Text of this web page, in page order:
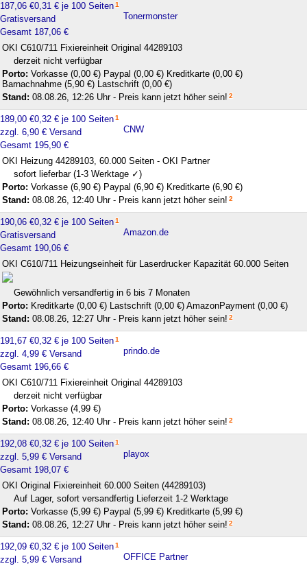
187,06 €0,31 € je 100 Seiten1
Gratisversand
Gesamt 187,06 €
Tonermonster
OKI C610/711 Fixiereinheit Original 44289103
derzeit nicht verfügbar
Porto: Vorkasse (0,00 €) Paypal (0,00 €) Kreditkarte (0,00 €)
Barnachnahme (5,90 €) Lastschrift (0,00 €)
Stand: 08.08.26, 12:26 Uhr - Preis kann jetzt höher sein! 2
189,00 €0,32 € je 100 Seiten1
zzgl. 6,90 € Versand
Gesamt 195,90 €
CNW
OKI Heizung 44289103, 60.000 Seiten - OKI Partner
sofort lieferbar (1-3 Werktage ✓)
Porto: Vorkasse (6,90 €) Paypal (6,90 €) Kreditkarte (6,90 €)
Stand: 08.08.26, 12:40 Uhr - Preis kann jetzt höher sein! 2
190,06 €0,32 € je 100 Seiten1
Gratisversand
Gesamt 190,06 €
Amazon.de
OKI C610/711 Heizungseinheit für Laserdrucker Kapazität 60.000 Seiten
Gewöhnlich versandfertig in 6 bis 7 Monaten
Porto: Kreditkarte (0,00 €) Lastschrift (0,00 €) AmazonPayment (0,00 €)
Stand: 08.08.26, 12:27 Uhr - Preis kann jetzt höher sein! 2
191,67 €0,32 € je 100 Seiten1
zzgl. 4,99 € Versand
Gesamt 196,66 €
prindo.de
OKI C610/711 Fixiereinheit Original 44289103
derzeit nicht verfügbar
Porto: Vorkasse (4,99 €)
Stand: 08.08.26, 12:40 Uhr - Preis kann jetzt höher sein! 2
192,08 €0,32 € je 100 Seiten1
zzgl. 5,99 € Versand
Gesamt 198,07 €
playox
OKI Original Fixiereinheit 60.000 Seiten (44289103)
Auf Lager, sofort versandfertig Lieferzeit 1-2 Werktage
Porto: Vorkasse (5,99 €) Paypal (5,99 €) Kreditkarte (5,99 €)
Stand: 08.08.26, 12:27 Uhr - Preis kann jetzt höher sein! 2
192,09 €0,32 € je 100 Seiten1
zzgl. 5,99 € Versand
OFFICE Partner